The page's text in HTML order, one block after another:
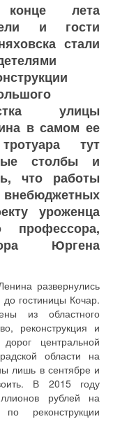
лета
и гости
стали
улицы
в самом ее
тут
столбы и
что работы
уроженца
профессора,
Юргена
развернулись
гостиницы Кочар.
из областного
реконструкция и
центральной
области на
лишь в сентябре и
В 2015 году
рублей на
реконструкции